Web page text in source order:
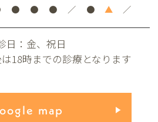
● ● ● ／ ● ▲ ／
日：金、祝日
18時までの診療となります
map